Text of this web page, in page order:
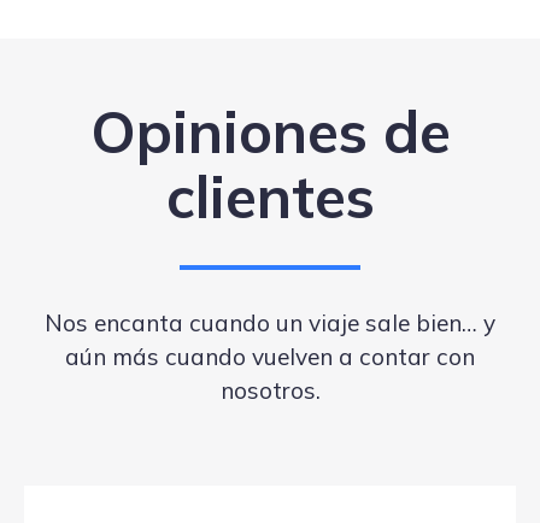
Opiniones de
clientes
Nos encanta cuando un viaje sale bien… y
aún más cuando vuelven a contar con
nosotros.